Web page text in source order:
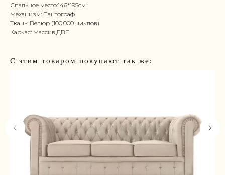
Спальное место:146*195см
Механизм: Пантограф
Ткань: Велюр (100.000 циклов)
Каркас: Массив,ДВП
С этим товаром покупают так же: